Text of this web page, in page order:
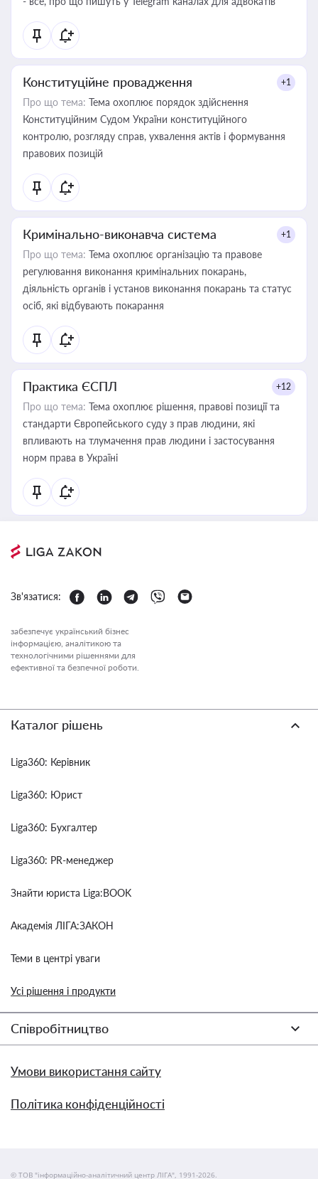
Конституційне провадження +1
Про що тема: Тема охоплює порядок здійснення
Конституційним Судом України конституційного
контролю, розгляду справ, ухвалення актів і формування
правових позицій
Кримінально-виконавча система +1
Про що тема: Тема охоплює організацію та правове
регулювання виконання кримінальних покарань,
діяльність органів і установ виконання покарань та статус
осіб, які відбувають покарання
Практика ЄСПЛ +12
Про що тема: Тема охоплює рішення, правові позиції та
стандарти Європейського суду з прав людини, які
впливають на тлумачення прав людини і застосування
норм права в Україні
Зв'язатися:
забезпечує український бізнес
інформацією, аналітикою та
технологічними рішеннями для
ефективної та безпечної роботи.
Каталог рішень
Liga360: Керівник
Liga360: Юрист
Liga360: Бухгалтер
Liga360: PR-менеджер
Знайти юриста Liga:BOOK
Академія ЛІГА:ЗАКОН
Теми в центрі уваги
Усі рішення і продукти
Співробітництво
Умови використання сайту
Політика конфіденційності
© ТОВ "інформаційно-аналітичний центр ЛІГА", 1991-2026.